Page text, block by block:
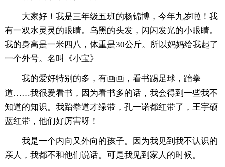
大家好！我是三年级五班的杨锦博，今年九岁啦！我
有一双水灵灵的眼睛。乌黑的头发，闪闪发光的小眼睛。
我的身高是一米四八，体重是30公斤。所以妈妈给我起了
一个外号。名叫《小宝》
我的爱好特别的多，有画画，看书踢足球，跆拳
道……我很爱看书，因为看书多的话，我会得到一些我不
知道的知识。我跆拳道才绿带，孔一诺都红带了，王宇硕
蓝红带，他们好厉害呀！
我是一个内向又外向的孩子。因为我见到我不认识的
亲人，我都不和他们说话。可是我见到家人的时候。